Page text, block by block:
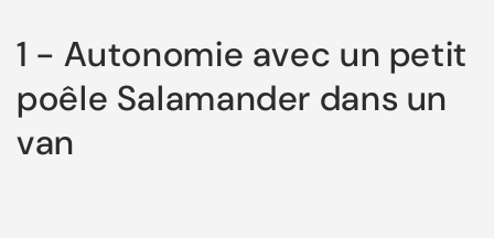
1 - Autonomie avec un petit
poêle Salamander dans un
van